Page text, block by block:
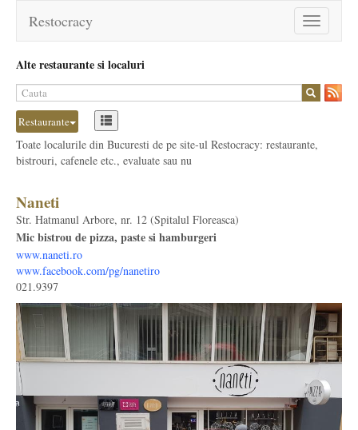
Toggle
navigation
Restocracy
Alte restaurante si localuri
Restaurante
Toate localurile din Bucuresti de pe site-ul Restocracy: restaurante,
bistrouri, cafenele etc., evaluate sau nu
Naneti
Str. Hatmanul Arbore, nr. 12 (Spitalul Floreasca)
Mic bistrou de pizza, paste si hamburgeri
www.naneti.ro
www.facebook.com/pg/nanetiro
021.9397